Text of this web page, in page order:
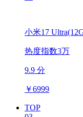
小米17
热度指数3万
9.9 分
￥6999
TOP